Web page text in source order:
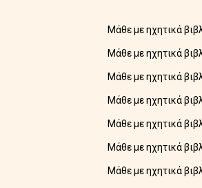
Μάθε με ηχητικά
Μάθε με ηχητικά
Μάθε με ηχητικά
Μάθε με ηχητικά
Μάθε με ηχητικά
Μάθε με ηχητικά
Μάθε με ηχητικά